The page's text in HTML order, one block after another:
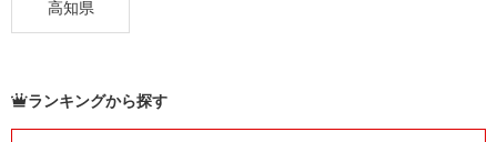
高知県
ランキングから探す